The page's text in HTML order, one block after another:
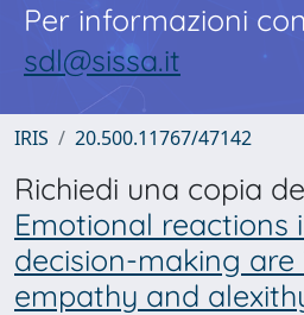
Per informazioni
sdl@sissa.it
IRIS 20.500.11767/47142
Richiedi una copia
Emotional reactions
decision-making
empathy and